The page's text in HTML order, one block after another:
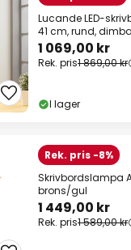
Lucande LED-
41 cm, rund,
1 069,00 kr
Rek. pris1 869,00 kr
I lager
Rek. pris -8%
Skrivbordslampa
brons/gul
1 449,00 kr
Rek. pris1 589,00 kr